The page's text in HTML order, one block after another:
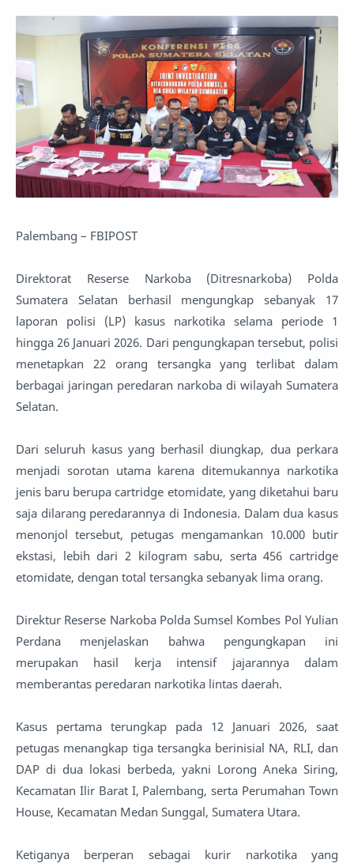
Palembang – FBIPOST
Direktorat Reserse Narkoba (Ditresnarkoba) Polda
Sumatera Selatan berhasil mengungkap sebanyak 17
laporan polisi (LP) kasus narkotika selama periode 1
hingga 26 Januari 2026. Dari pengungkapan tersebut, polisi
menetapkan 22 orang tersangka yang terlibat dalam
berbagai jaringan peredaran narkoba di wilayah Sumatera
Selatan.
Dari seluruh kasus yang berhasil diungkap, dua perkara
menjadi sorotan utama karena ditemukannya narkotika
jenis baru berupa cartridge etomidate, yang diketahui baru
saja dilarang peredarannya di Indonesia. Dalam dua kasus
menonjol tersebut, petugas mengamankan 10.000 butir
ekstasi, lebih dari 2 kilogram sabu, serta 456 cartridge
etomidate, dengan total tersangka sebanyak lima orang.
Direktur Reserse Narkoba Polda Sumsel Kombes Pol Yulian
Perdana menjelaskan bahwa pengungkapan ini
merupakan hasil kerja intensif jajarannya dalam
memberantas peredaran narkotika lintas daerah.
Kasus pertama terungkap pada 12 Januari 2026, saat
petugas menangkap tiga tersangka berinisial NA, RLI, dan
DAP di dua lokasi berbeda, yakni Lorong Aneka Siring,
Kecamatan Ilir Barat I, Palembang, serta Perumahan Town
House, Kecamatan Medan Sunggal, Sumatera Utara.
Ketiganya berperan sebagai kurir narkotika yang